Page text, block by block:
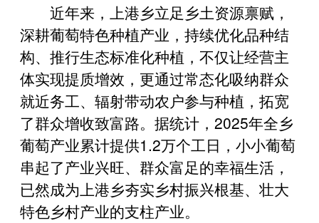
近年来，上港乡立足乡土资源禀赋，
深耕葡萄特色种植产业，持续优化品种结
构、推行生态标准化种植，不仅让经营主
体实现提质增效，更通过常态化吸纳群众
就近务工、辐射带动农户参与种植，拓宽
了群众增收致富路。据统计，2025年全乡
葡萄产业累计提供1.2万个工日，小小葡萄
串起了产业兴旺、群众富足的幸福生活，
已然成为上港乡夯实乡村振兴根基、壮大
特色乡村产业的支柱产业。